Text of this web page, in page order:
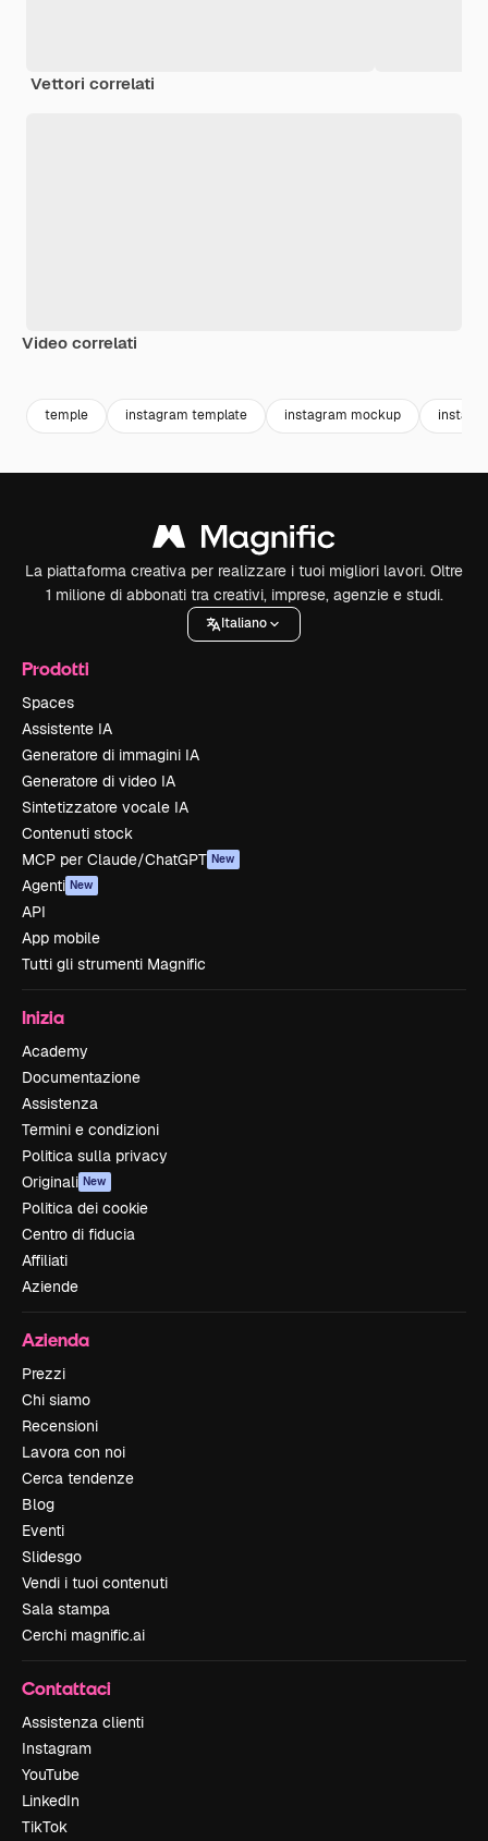
Vettori correlati
Video correlati
temple instagram template instagram mockup
La piattaforma creativa per realizzare i tuoi migliori lavori. Oltre
1 milione di abbonati tra creativi, imprese, agenzie e studi.
Italiano
Prodotti
Spaces
Assistente IA
Generatore di immagini IA
Generatore di video IA
Sintetizzatore vocale IA
Contenuti stock
MCP per Claude/ChatGPT New
Agenti New
API
App mobile
Tutti gli strumenti Magnific
Inizia
Academy
Documentazione
Assistenza
Termini e condizioni
Politica sulla privacy
Originali New
Politica dei cookie
Centro di fiducia
Affiliati
Aziende
Azienda
Prezzi
Chi siamo
Recensioni
Lavora con noi
Cerca tendenze
Blog
Eventi
Slidesgo
Vendi i tuoi contenuti
Sala stampa
Cerchi magnific.ai
Contattaci
Assistenza clienti
Instagram
YouTube
LinkedIn
TikTok